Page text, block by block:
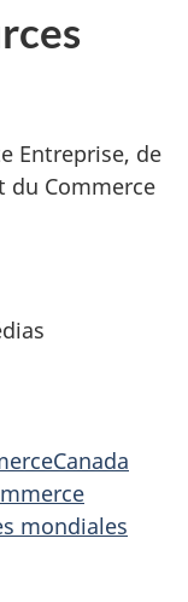
Entreprise, de
du Commerce
mondiales